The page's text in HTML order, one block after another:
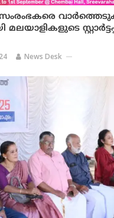
സംരംഭകരെ
News Desk